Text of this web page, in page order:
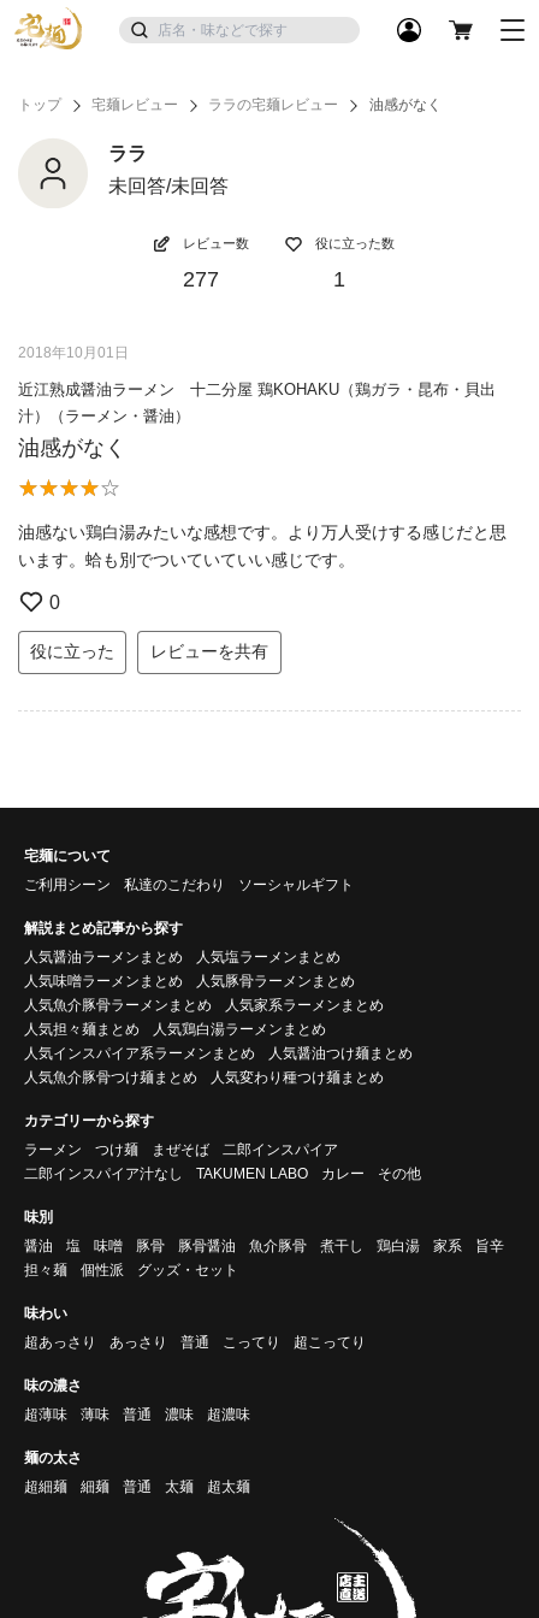
トップ 宅麺レビュー ララの宅麺レビュー 油感がなく
ララ
未回答/未回答
レビュー数
277
役に立った数
1
2018年10月01日
近江熟成醤油ラーメン 十二分屋 鶏KOHAKU（鶏ガラ・昆布・貝出
汁）（ラーメン・醤油）
油感がなく
油感ない鶏白湯みたいな感想です。より万人受けする感じだと思
います。蛤も別でついていていい感じです。
0
役に立った レビューを共有
宅麺について
ご利用シーン
私達のこだわり ソーシャルギフト
解説まとめ記事から探す
人気醤油ラーメンまとめ
人気塩ラーメンまとめ
人気味噌ラーメンまとめ
人気豚骨ラーメンまとめ
人気魚介豚骨ラーメンまとめ
人気家系ラーメンまとめ
人気担々麺まとめ
人気鶏白湯ラーメンまとめ
人気インスパイア系ラーメンまとめ
人気醤油つけ麺まとめ
人気魚介豚骨つけ麺まとめ
人気変わり種つけ麺まとめ
カテゴリーから探す
ラーメン
つけ麺 まぜそば
二郎インスパイア
二郎インスパイア汁なし
TAKUMEN LABO カレー その他
味別
醤油
塩 味噌 豚骨 豚骨醤油 魚介豚骨 煮干し 鶏白湯 家系
旨辛
担々麺
個性派 グッズ・セット
味わい
超あっさり
あっさり 普通 こってり 超こってり
味の濃さ
超薄味
薄味 普通 濃味 超濃味
麺の太さ
超細麺
細麺 普通 太麺 超太麺